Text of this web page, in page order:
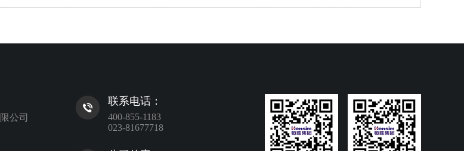
公司
联系电话：
400-855-1183
023-81677718